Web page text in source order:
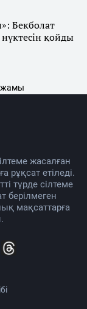
Бекболат
нүктесін қойды
жасалған
рұқсат етіледі.
түрде сілтеме
берілмеген
мақсаттарға